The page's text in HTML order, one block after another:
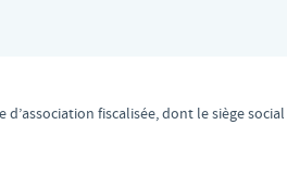
fiscalisée, dont le siège